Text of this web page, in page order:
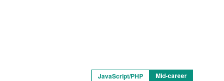
JavaScript/PHP Mid-career